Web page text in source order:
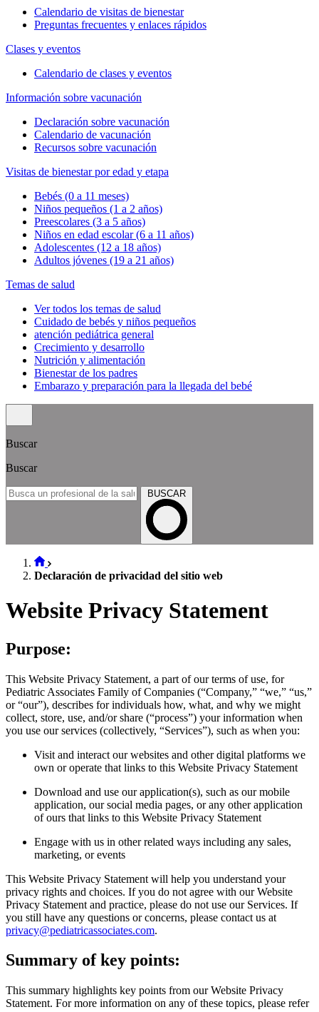
Calendario de visitas de bienestar
Preguntas frecuentes y enlaces rápidos
Clases y eventos
Calendario de clases y eventos
Información sobre vacunación
Declaración sobre vacunación
Calendario de vacunación
Recursos sobre vacunación
Visitas de bienestar por edad y etapa
Bebés (0 a 11 meses)
Niños pequeños (1 a 2 años)
Preescolares (3 a 5 años)
Niños en edad escolar (6 a 11 años)
Adolescentes (12 a 18 años)
Adultos jóvenes (19 a 21 años)
Temas de salud
Ver todos los temas de salud
Cuidado de bebés y niños pequeños
atención pediátrica general
Crecimiento y desarrollo
Nutrición y alimentación
Bienestar de los padres
Embarazo y preparación para la llegada del bebé
Buscar
Buscar
BUSCAR
Declaración de privacidad del sitio web
Website Privacy Statement
Purpose:
This Website Privacy Statement, a part of our terms of use, for
Pediatric Associates Family of Companies (“Company,” “we,” “us,”
or “our”), describes for individuals how, what, and why we might
collect, store, use, and/or share (“process”) your information when
you use our services (collectively, “Services”), such as when you:
Visit and interact our websites and other digital platforms we
own or operate that links to this Website Privacy Statement
Download and use our application(s), such as our mobile
application, our social media pages, or any other application
of ours that links to this Website Privacy Statement
Engage with us in other related ways including any sales,
marketing, or events
This Website Privacy Statement will help you understand your
privacy rights and choices. If you do not agree with our Website
Privacy Statement and practice, please do not use our Services. If
you still have any questions or concerns, please contact us at
privacy@pediatricassociates.com.
Summary of key points:
This summary highlights key points from our Website Privacy
Statement. For more information on any of these topics, please refer